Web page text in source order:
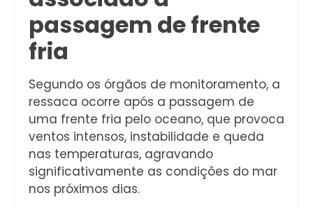
passagem de frente
fria
Segundo os órgãos de monitoramento, a
ressaca ocorre após a passagem de
uma frente fria pelo oceano, que provoca
ventos intensos, instabilidade e queda
nas temperaturas, agravando
significativamente as condições do mar
nos próximos dias.